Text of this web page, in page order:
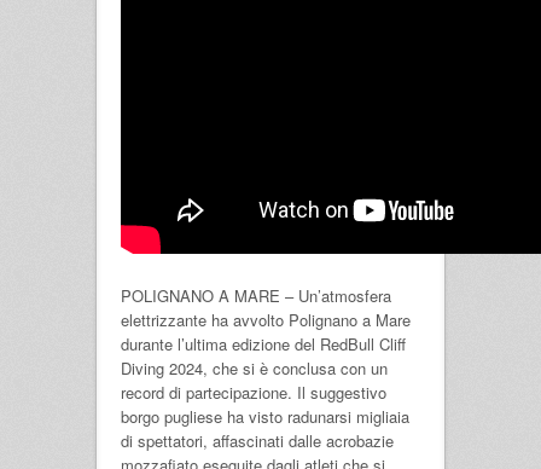
POLIGNANO A MARE – Un’atmosfera
elettrizzante ha avvolto Polignano a Mare
durante l’ultima edizione del RedBull Cliff
Diving 2024, che si è conclusa con un
record di partecipazione. Il suggestivo
borgo pugliese ha visto radunarsi migliaia
di spettatori, affascinati dalle acrobazie